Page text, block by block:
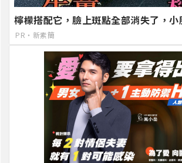
檸檬搭配它，臉上斑點全部消失了，
PR・新素簡